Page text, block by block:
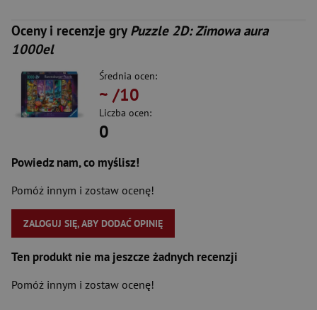
Oceny i recenzje gry Puzzle 2D: Zimowa aura
1000el
Średnia ocen:
~ /10
Liczba ocen:
0
Powiedz nam, co myślisz!
Pomóż innym i zostaw ocenę!
ZALOGUJ SIĘ, ABY DODAĆ OPINIĘ
Ten produkt nie ma jeszcze żadnych recenzji
Pomóż innym i zostaw ocenę!